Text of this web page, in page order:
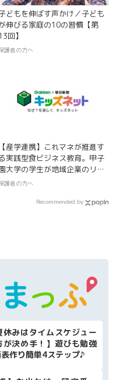
どもを伸ばす声かけ／子ども
伸びる家庭の10の習慣【第
回】
護者の方へ
【産学連携】これマネが推進す
実践型食ビジネス教育。甲子
大学の学生が地域企業のリア
な「採用課題解決」に挑む特
護者の方へ
Recommended by
休みはタイムスケジュー
が決め手！】遊びも勉強
作り簡単4ステップ♪